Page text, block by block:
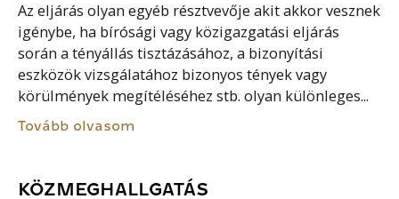
Az eljárás olyan egyéb résztvevője akit akkor vesznek
igénybe, ha bírósági vagy közigazgatási eljárás
során a tényállás tisztázásához, a bizonyítási
eszközök vizsgálatához bizonyos tények vagy
körülmények megítéléséhez stb. olyan különleges...
Tovább olvasom
KÖZMEGHALLGATÁS